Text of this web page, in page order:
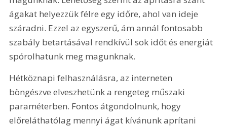
ágakat helyezzük félre egy időre, ahol van ideje
száradni. Ezzel az egyszerű, ám annál fontosabb
szabály betartásával rendkívül sok időt és energiát
spórolhatunk meg magunknak.
Hétköznapi felhasználásra, az interneten
böngészve elveszhetünk a rengeteg műszaki
paraméterben. Fontos átgondolnunk, hogy
előreláthatólag mennyi ágat kívánunk aprítani